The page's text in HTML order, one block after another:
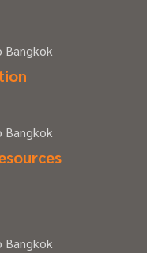
Bangkok
Bangkok
Bangkok